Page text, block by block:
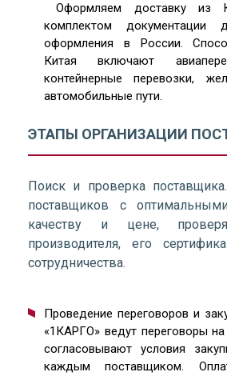
Оформляем доставку из
комплектом документации
оформления в России.
Китая включают
контейнерные перевозки,
автомобильные пути.
ЭТАПЫ ОРГАНИЗАЦИИ
Поиск и проверка
поставщиков с
качеству и цене,
производителя, его
сотрудничества.
Проведение переговоров и
«1КАРГО» ведут переговоры
согласовывают условия
каждым поставщиком.